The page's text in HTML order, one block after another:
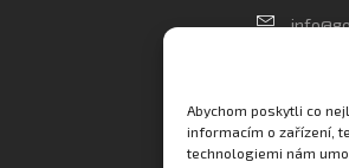
Abychom poskytli co
informacím o zařízení,
technologiemi nám